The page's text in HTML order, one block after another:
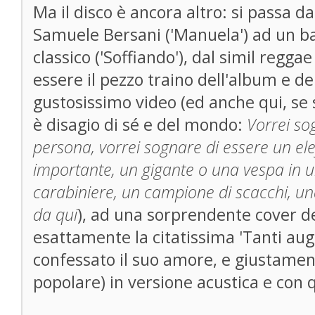
Ma il disco è ancora altro: si passa
Samuele Bersani ('Manuela') ad un
classico ('Soffiando'), dal simil
essere il pezzo traino dell'album e
gustosissimo video (ed anche qui,
è disagio di sé e del mondo: Vorrei
persona, vorrei sognare di essere un
importante, un gigante o una vespa in
carabiniere, un campione di scacchi,
da qui), ad una sorprendente cover
esattamente la citatissima 'Tanti
confessato il suo amore, e
popolare) in versione acustica e con